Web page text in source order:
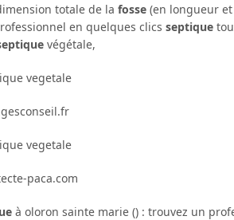
totale de la fosse (en longueur
en quelques clics septique
végétale,
paca.com
à oloron sainte marie () : trouvez un